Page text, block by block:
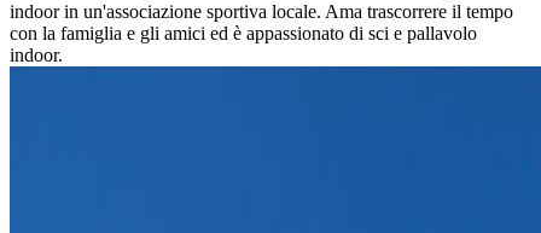
indoor in un'associazione sportiva locale. Ama trascorrere il tempo
con la famiglia e gli amici ed è appassionato di sci e pallavolo
indoor.